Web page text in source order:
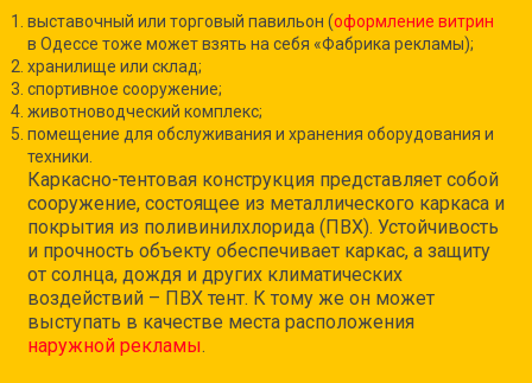
выставочный или торговый павильон (оформление витрин
в Одессе тоже может взять на себя «Фабрика рекламы);
хранилище или склад;
спортивное сооружение;
животноводческий комплекс;
помещение для обслуживания и хранения оборудования и
техники.
Каркасно-тентовая конструкция представляет собой
сооружение, состоящее из металлического каркаса и
покрытия из поливинилхлорида (ПВХ). Устойчивость
и прочность объекту обеспечивает каркас, а защиту
от солнца, дождя и других климатических
воздействий – ПВХ тент. К тому же он может
выступать в качестве места расположения
наружной рекламы.